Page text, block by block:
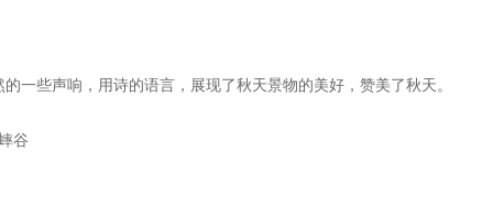
一些声响，用诗的语言，展现了秋天景物的美好，赞美了秋天。
谷